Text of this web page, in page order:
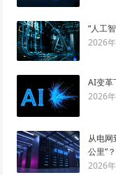
“人工
2026
AI变革
2026
从电网
公里”？
2026